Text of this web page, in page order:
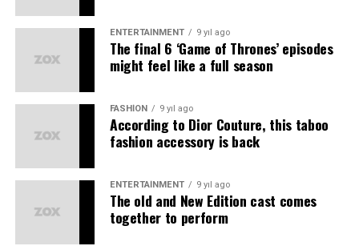
Anadolu Efes Spor Kulübü Yaz Kampı’ndan yararlanmak
isteyen Anadolu Efes Fan Club üyeleri ise %10
indirimden yararlanabilecek.
Geleceğin basketbolcu adayları tarafından büyük ilgi
gören Anadolu Efes Spor Kulübü Basketbol Yaz
Kampı’na dair tüm detaylara 0850 441 16 78 numaralı
telefondan veya smartcasualevent internet adresi
üzerinden ulaşım sağlanabiliyor.
Anadolu Efes Spor Kulübü, Gloria Sports Arena ve
Smart Casual Event, basketbolcu olma hayallerini
gerçekleştirmek isteyen tüm genç basketbolcu
ENTERTAINMENT 9 yıl ago
The final 6 ‘Game of Thrones’ episodes
might feel like a full season
FASHION 9 yıl ago
According to Dior Couture, this taboo
fashion accessory is back
ENTERTAINMENT 9 yıl ago
The old and New Edition cast comes
together to perform